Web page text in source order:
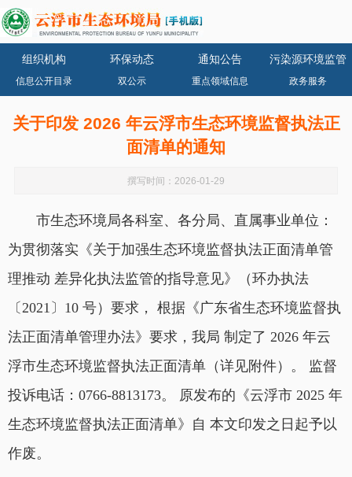
组织机构 环保动态 通知公告 污染源环境监管
信息公开目录 双公示 重点领域信息 政务服务
关于印发 2026 年云浮市生态环境监督执法正
面清单的通知
撰写时间：2026-01-29
市生态环境局各科室、各分局、直属事业单位：
为贯彻落实《关于加强生态环境监督执法正面清单管
理推动 差异化执法监管的指导意见》（环办执法
〔2021〕10 号）要求， 根据《广东省生态环境监督执
法正面清单管理办法》要求，我局 制定了 2026 年云
浮市生态环境监督执法正面清单（详见附件）。 监督
投诉电话：0766-8813173。 原发布的《云浮市 2025 年
生态环境监督执法正面清单》自 本文印发之日起予以
作废。